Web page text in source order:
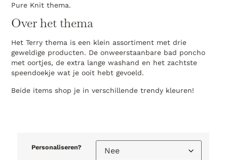
Pure Knit thema.
Over het thema
Het Terry thema is een klein assortiment met drie
geweldige producten. De onweerstaanbare bad poncho
met oortjes, de extra lange washand en het zachtste
speendoekje wat je ooit hebt gevoeld.
Beide items shop je in verschillende trendy kleuren!
Personaliseren?